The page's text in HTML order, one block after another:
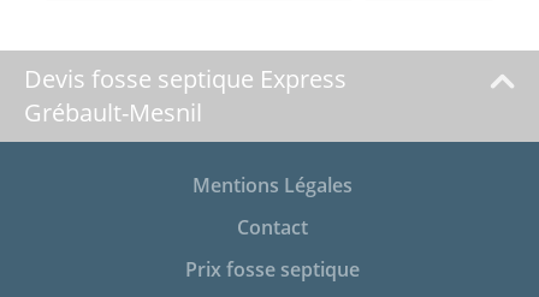
Devis fosse septique Express
Grébault-Mesnil
Mentions Légales
Contact
Prix fosse septique